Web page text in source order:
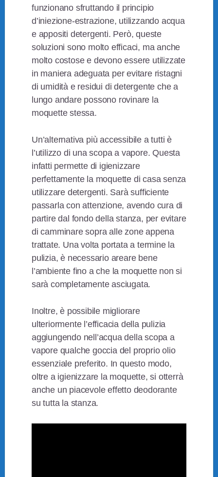
funzionano sfruttando il principio
d’iniezione-estrazione, utilizzando acqua
e appositi detergenti. Però, queste
soluzioni sono molto efficaci, ma anche
molto costose e devono essere utilizzate
in maniera adeguata per evitare ristagni
di umidità e residui di detergente che a
lungo andare possono rovinare la
moquette stessa.
Un’alternativa più accessibile a tutti è
l’utilizzo di una scopa a vapore. Questa
infatti permette di igienizzare
perfettamente la moquette di casa senza
utilizzare detergenti. Sarà sufficiente
passarla con attenzione, avendo cura di
partire dal fondo della stanza, per evitare
di camminare sopra alle zone appena
trattate. Una volta portata a termine la
pulizia, è necessario areare bene
l’ambiente fino a che la moquette non si
sarà completamente asciugata.
Inoltre, è possibile migliorare
ulteriormente l’efficacia della pulizia
aggiungendo nell’acqua della scopa a
vapore qualche goccia del proprio olio
essenziale preferito. In questo modo,
oltre a igienizzare la moquette, si otterrà
anche un piacevole effetto deodorante
su tutta la stanza.